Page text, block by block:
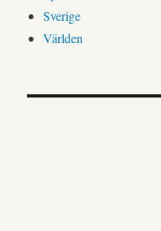
Sverige
Världen